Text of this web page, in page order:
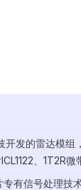
开发的雷达模
、1T2R
专有信号处理